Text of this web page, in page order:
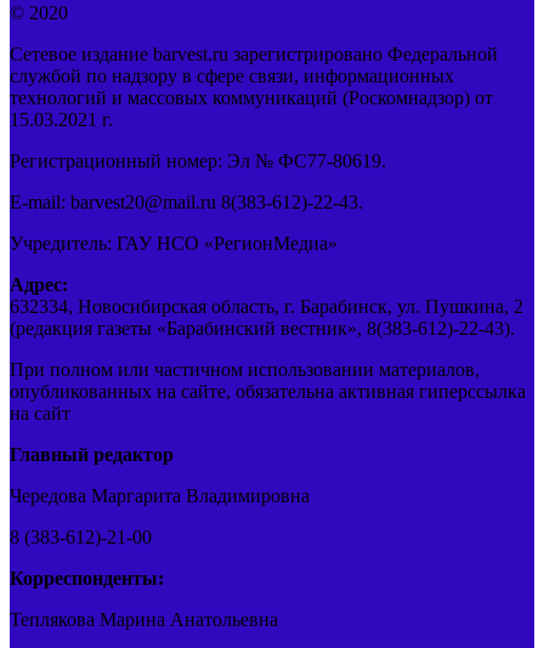
© 2020
Сетевое издание barvest.ru зарегистрировано Федеральной
службой по надзору в сфере связи, информационных
технологий и массовых коммуникаций (Роскомнадзор) от
15.03.2021 г.
Регистрационный номер: Эл № ФС77-80619.
E-mail: barvest20@mail.ru 8(383-612)-22-43.
Учредитель: ГАУ НСО «РегионМедиа»
Адрес:
632334, Новосибирская область, г. Барабинск, ул. Пушкина, 2
(редакция газеты «Барабинский вестник», 8(383-612)-22-43).
При полном или частичном использовании материалов,
опубликованных на сайте, обязательна активная гиперссылка
на сайт
Главный редактор
Чередова Маргарита Владимировна
8 (383-612)-21-00
Корреспонденты:
Теплякова Марина Анатольевна